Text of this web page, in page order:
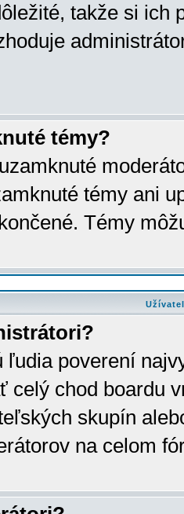
takže si ich
témy?
témy ani
Témy
ľudia poverení
celý chod boardu
skupín
na celom